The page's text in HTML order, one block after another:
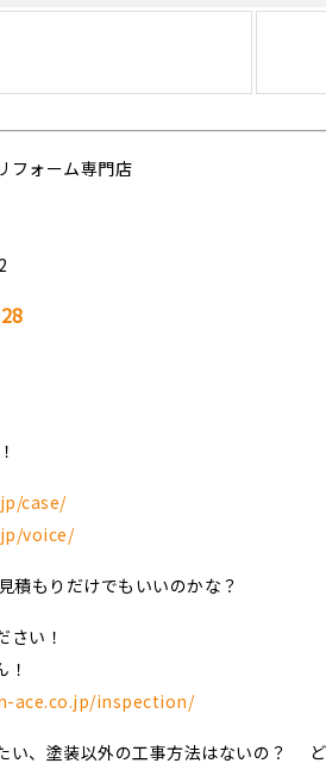
フォーム専門店
case/
voice/
積もりだけでもいいのかな？
い！
ace.co.jp/inspection/
い、塗装以外の工事方法はないの？